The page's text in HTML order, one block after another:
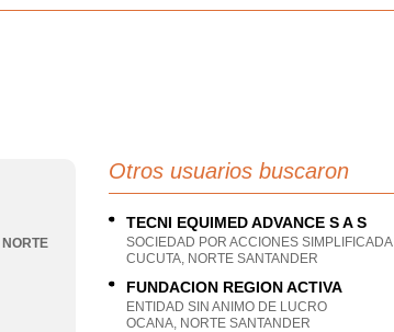
NORTE
Otros usuarios buscaron
TECNI EQUIMED ADVANCE S A S
SOCIEDAD POR ACCIONES SIMPLIFICADA
CUCUTA, NORTE SANTANDER
FUNDACION REGION ACTIVA
ENTIDAD SIN ANIMO DE LUCRO
OCANA, NORTE SANTANDER